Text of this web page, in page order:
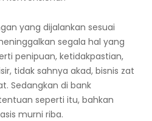
yang dijalankan sesuai
segala hal yang
penipuan, ketidakpastian,
tidak sahnya akad, bisnis zat
Sedangkan di bank
seperti itu, bahkan
murni riba.